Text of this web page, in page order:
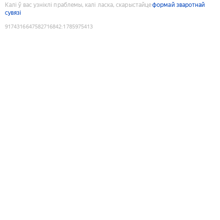
Калі ў вас узніклі праблемы, калі ласка, скарыстайцеформай зваротнай
сувязі
9174316647582716842:1785975413